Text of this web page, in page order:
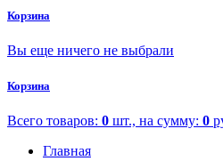
Корзина
Вы еще ничего не выбрали
Корзина
Всего товаров: 0 шт., на сумму: 0
Главная